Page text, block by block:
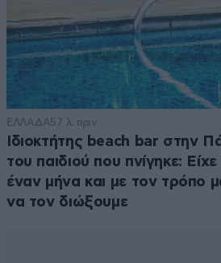
ΕΛΛΑΔΑ57 λ. πριν
Ιδιοκτήτης beach bar στην
του παιδιού που πνίγηκε:
έναν μήνα και με τον τρόπο
να τον διώξουμε